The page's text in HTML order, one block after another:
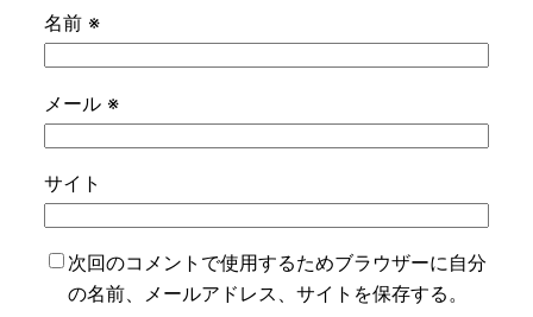
名前 ※
メール ※
サイト
次回のコメントで使用するためブラウザーに自分
の名前、メールアドレス、サイトを保存する。